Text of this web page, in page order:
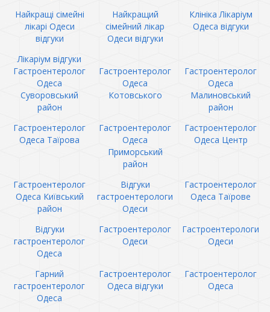
Найкращі сімейні
лікарі Одеси
відгуки
Найкращий
сімейний лікар
Одеси відгуки
Клініка Лікаріум
Одеса відгуки
Лікаріум відгуки
Гастроентеролог
Одеса
Суворовський
район
Гастроентеролог
Одеса
Котовського
Гастроентеролог
Одеса
Малиновський
район
Гастроентеролог
Одеса Таїрова
Гастроентеролог
Одеса
Приморський
район
Гастроентеролог
Одеса Центр
Гастроентеролог
Одеса Київський
район
Відгуки
гастроентерологи
Одеси
Гастроентеролог
Одеса Таїрове
Відгуки
гастроентеролог
Одеса
Гастроентеролог
Одеси
Гастроентерологи
Одеси
Гарний
гастроентеролог
Одеса
Гастроентеролог
Одеса відгуки
Гастроентеролог
Одеса